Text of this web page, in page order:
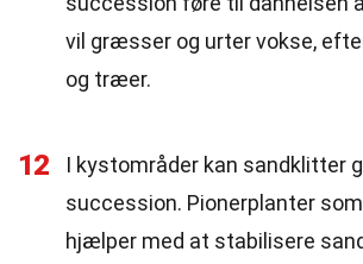
vil græsser og urter vokse,
og træer.
12
I kystområder kan sandklitter
succession. Pionerplanter
hjælper med at stabilisere